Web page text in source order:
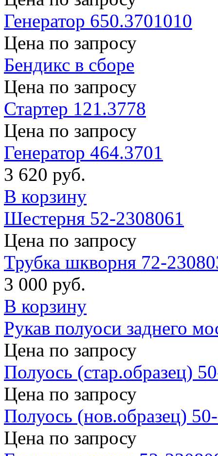
Генератор 650.3701010
Цена по запросу
Бендикс в сборе
Цена по запросу
Стартер 121.3778
Цена по запросу
Генератор 464.3701
3 620 руб.
В корзину
Шестерня 52-2308061
Цена по запросу
Трубка шкворня 72-
3 000 руб.
В корзину
Рукав полуоси заднего
Цена по запросу
Полуось (стар.образец)
Цена по запросу
Полуось (нов.образец)
Цена по запросу